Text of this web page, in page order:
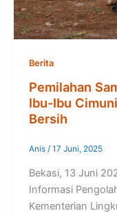
Berita
Pemilahan
Ibu-Ibu
Bersih
Anis / 17 Juni, 2025
Bekasi, 13 Juni
Informasi
Kementerian